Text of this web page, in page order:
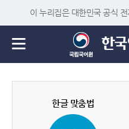
이 누리집은 대한민국 공식
한글 맞춤법